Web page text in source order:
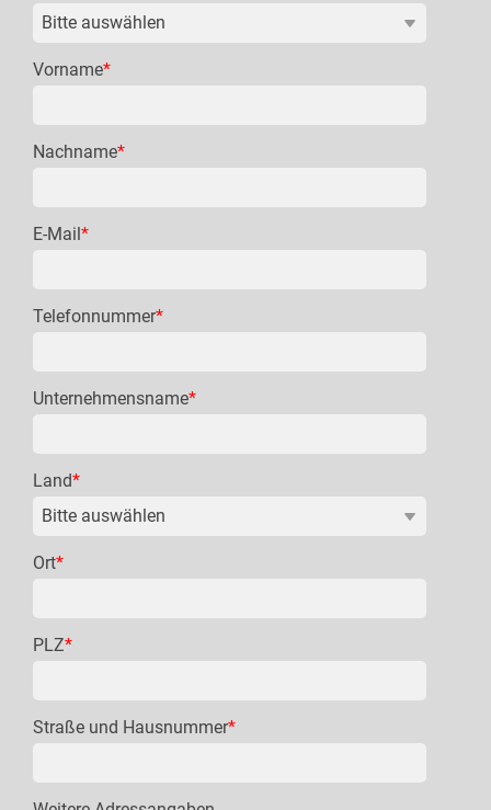
Vorname*
Nachname*
E-Mail *
Telefonnummer*
Unternehmensname*
Land*
Ort*
PLZ*
Straße und Hausnummer*